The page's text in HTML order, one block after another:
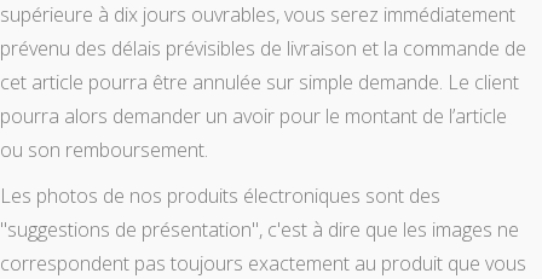
supérieure à dix jours ouvrables, vous serez immédiatement
prévenu des délais prévisibles de livraison et la commande de
cet article pourra être annulée sur simple demande. Le client
pourra alors demander un avoir pour le montant de l’article
ou son remboursement.
Les photos de nos produits électroniques sont des
"suggestions de présentation", c'est à dire que les images ne
correspondent pas toujours exactement au produit que vous